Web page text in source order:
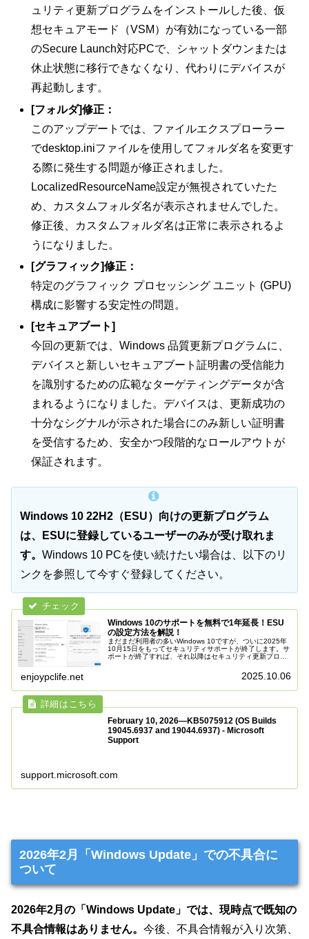
ュリティ更新プログラムをインストールした後、仮
想セキュアモード（VSM）が有効になっている一部
のSecure Launch対応PCで、シャットダウンまたは
休止状態に移行できなくなり、代わりにデバイスが
再起動します。
[フォルダ]修正：
このアップデートでは、ファイルエクスプローラー
でdesktop.iniファイルを使用してフォルダ名を変更す
る際に発生する問題が修正されました。
LocalizedResourceName設定が無視されていたた
め、カスタムフォルダ名が表示されませんでした。
修正後、カスタムフォルダ名は正常に表示されるよ
うになりました。
[グラフィック]修正：
特定のグラフィック プロセッシング ユニット (GPU)
構成に影響する安定性の問題。
[セキュアブート]
今回の更新では、Windows 品質更新プログラムに、
デバイスと新しいセキュアブート証明書の受信能力
を識別するための広範なターゲティングデータが含
まれるようになりました。デバイスは、更新成功の
十分なシグナルが示された場合にのみ新しい証明書
を受信するため、安全かつ段階的なロールアウトが
保証されます。
Windows 10 22H2（ESU）向けの更新プログラム
は、ESUに登録しているユーザーのみが受け取れま
す。 Windows 10 PCを使い続けたい場合は、以下のリ
ンクを参照して今すぐ登録してください。
Windows 10のサポートを無料で1年延長！ESU
の設定方法を解説！
まだまだ利用者の多いWindows 10ですが、ついに2025年
10月15日をもってセキュリティサポートが終了します。サ
ポートが終了すれば、それ以降はセキュリティ更新プログ
enjoypclife.net 2025.10.06
February 10, 2026—KB5075912 (OS Builds
19045.6937 and 19044.6937) - Microsoft
Support
support.microsoft.com
2026年2月「Windows Update」での不具合に
ついて
2026年2月の「Windows Update」では、現時点で既知の
不具合情報はありません。 今後、不具合情報が入り次第、